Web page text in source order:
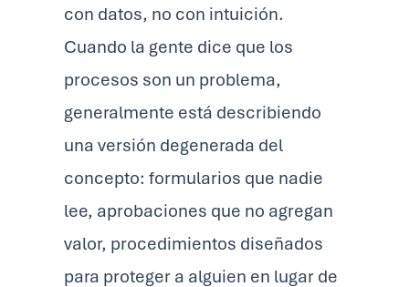
con datos, no con intuición.
Cuando la gente dice que los
procesos son un problema,
generalmente está describiendo
una versión degenerada del
concepto: formularios que nadie
lee, aprobaciones que no agregan
valor, procedimientos diseñados
para proteger a alguien en lugar de